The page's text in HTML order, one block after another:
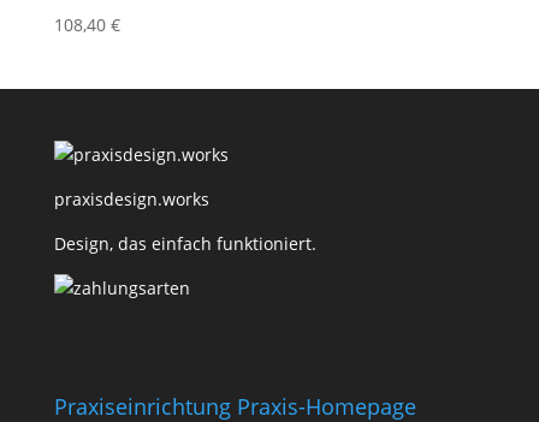
108,40 €
praxisdesign.works
Design, das einfach funktioniert.
Praxiseinrichtung Praxis-Homepage